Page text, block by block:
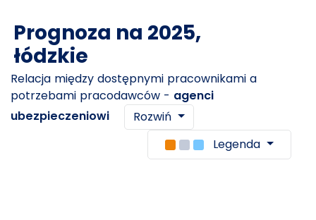
Prognoza na 2025,
łódzkie
Relacja między dostępnymi pracownikami a
potrzebami pracodawców - agenci
ubezpieczeniowi
Rozwiń
Legenda